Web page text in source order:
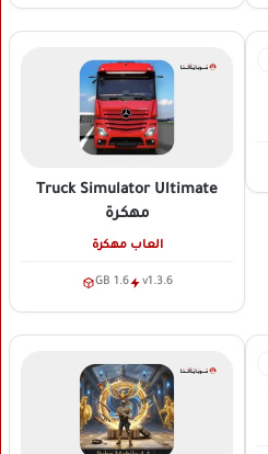
Truck Simulator Ultimate
مهكرة
العاب مهكرة
v1.3.6
1.6 GB